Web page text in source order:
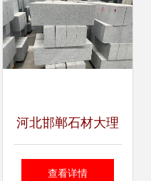
河北邯郸石材大理
石厂家 探索石材加
查看详情